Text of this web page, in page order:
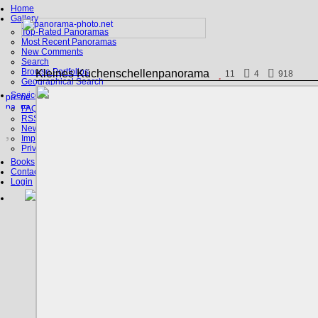
Home
Gallery
Top-Rated Panoramas
Most Recent Panoramas
New Comments
Search
Browse Portfolios
Geographical Search
Service
FAQ
RSS, Google Earth
News
Imprint
Privacy Policy
Books
Contact
Login
Kleines Küchenschellenpanorama 11 4 918